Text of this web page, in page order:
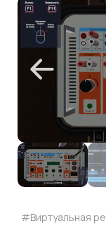
#Виртуальная